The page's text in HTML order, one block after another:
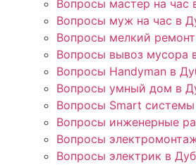
Вопросы мастер на час
Вопросы муж на час в
Вопросы мелкий
Вопросы вывоз мусора
Вопросы Handyman в
Вопросы умный дом в
Вопросы Smart
Вопросы инженерные
Вопросы
Вопросы электрик в